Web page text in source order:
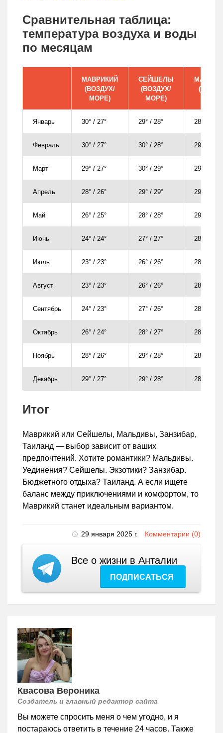
Сравнительная таблица:
температура воздуха и воды
по месяцам
МАВРИКИЙ
(ВОЗДУХ/
МОРЕ)
СЕЙШЕЛЫ
(ВОЗДУХ/
МОРЕ)
Январь 30° / 27° 29° / 28° 28° / 28°
Февраль 30° / 27° 30° / 28° 29° / 28°
Март 29° / 27° 30° / 29° 29° / 29°
Апрель 28° / 26° 29° / 29° 29° / 29°
Май 26° / 25° 28° / 28° 29° / 29°
Июнь 24° / 24° 27° / 27° 28° / 28°
Июль 23° / 23° 26° / 26° 28° / 27°
Август 23° / 23° 26° / 26° 28° / 27°
Сентябрь 24° / 23° 27° / 26° 28° / 27°
Октябрь 26° / 24° 28° / 27° 28° / 28°
Ноябрь 28° / 26° 29° / 28° 28° / 28°
Декабрь 29° / 27° 29° / 28° 28° / 28°
Итог
Маврикий или Сейшелы, Мальдивы, Занзибар,
Таиланд — выбор зависит от ваших
предпочтений. Хотите романтики? Мальдивы.
Уединения? Сейшелы. Экзотики? Занзибар.
Бюджетного отдыха? Таиланд. А если ищете
баланс между приключениями и комфортом, то
Маврикий станет идеальным вариантом.
29 января 2025 г. Комментарии (0)
Все о жизни в Анталии
ПОДПИСАТЬСЯ
Квасова Вероника
Создатель и главный редактор сайта
Вы можете спросить меня о чем угодно, и я
постараюсь ответить в течение 24 часов. Также